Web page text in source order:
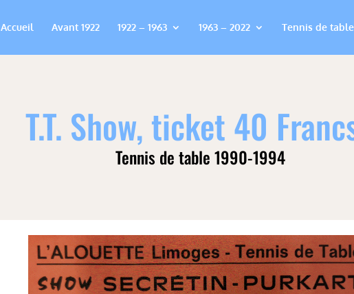
Accueil Avant 1922 1922 – 1963 1963 – 2022 Tennis de table
T.T. Show, ticket 40
Tennis de table 1990-1994